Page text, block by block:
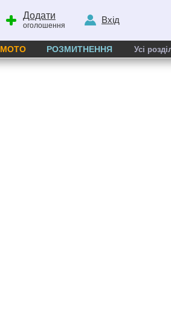
Додати
оголошення
Вхід
МОТО РОЗМИТНЕННЯ Усі